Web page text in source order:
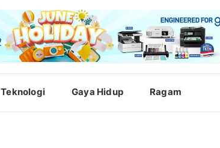
Teknologi Gaya Hidup Ragam